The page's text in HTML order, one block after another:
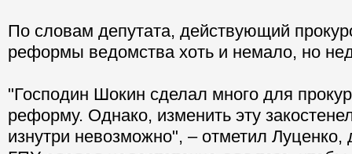
По словам депутата, действующий
реформы ведомства хоть и немало, но
"Господин Шокин сделал много для
реформу. Однако, изменить эту
изнутри невозможно", – отметил Луценко,